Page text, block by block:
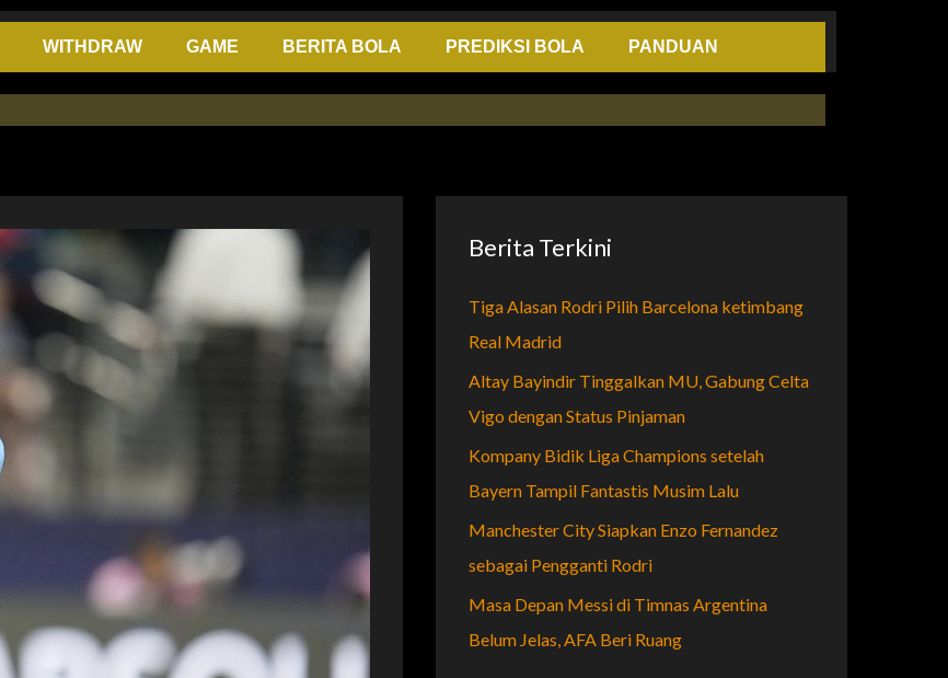
WITHDRAW GAME BERITA BOLA PREDIKSI BOLA PANDUAN
Berita Terkini
Tiga Alasan Rodri Pilih Barcelona ketimbang
Real Madrid
Altay Bayindir Tinggalkan MU, Gabung Celta
Vigo dengan Status Pinjaman
Kompany Bidik Liga Champions setelah
Bayern Tampil Fantastis Musim Lalu
Manchester City Siapkan Enzo Fernandez
sebagai Pengganti Rodri
Masa Depan Messi di Timnas Argentina
Belum Jelas, AFA Beri Ruang